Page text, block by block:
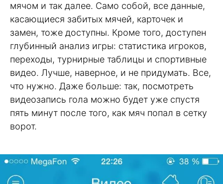
мячом и так далее. Само собой, все данные,
касающиеся забитых мячей, карточек и
замен, тоже доступны. Кроме того, доступен
глубинный анализ игры: статистика игроков,
переходы, турнирные таблицы и спортивные
видео. Лучше, наверное, и не придумать. Все,
что нужно. Даже больше: так, посмотреть
видеозапись гола можно будет уже спустя
пять минут после того, как мяч попал в сетку
ворот.